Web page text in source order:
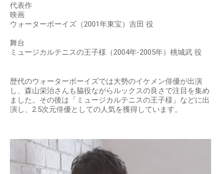
代表作
映画
ウォーターボーイズ（2001年東宝）吉田 役
舞台
ミュージカルテニスの王子様（2004年-2005年）桃城武 役
歴代のウォーターボーイズでは大勢のイケメン俳優が出演
し、森山栄治さんも脇役ながらルックスの良さで注目を集め
ました。その後は「ミュージカルテニスの王子様」などに出
演し、2.5次元俳優としての人気を獲得しています。